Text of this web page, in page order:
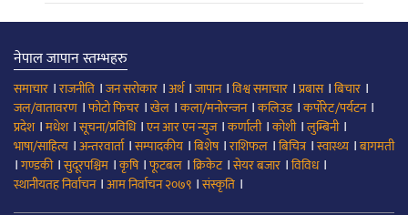
नेपाल जापान स्तम्भहरु
समाचार ।राजनीति ।जन सरोकार ।अर्थ।जापान।विश्व समाचार ।प्रबास।बिचार ।
जल/वातावरण ।फोटो फिचर ।खेल ।कला/मनोरन्जन।कलिउड।कर्पोरेट/पर्यटन।
प्रदेश।मधेश।सूचना/प्रविधि।एन आर एन न्युज।कर्णाली।कोशी।लुम्बिनी।
भाषा/साहित्य ।अन्तरवार्ता।सम्पादकीय ।बिशेष।राशिफल ।बिचित्र।स्वास्थ्य ।बागमती
।गण्डकी।सुदूरपश्चिम ।कृषि।फूटबल ।क्रिकेट।सेयर बजार ।विविध।
स्थानीयतह निर्वाचन।आम निर्वाचन २०७९ ।संस्कृति ।